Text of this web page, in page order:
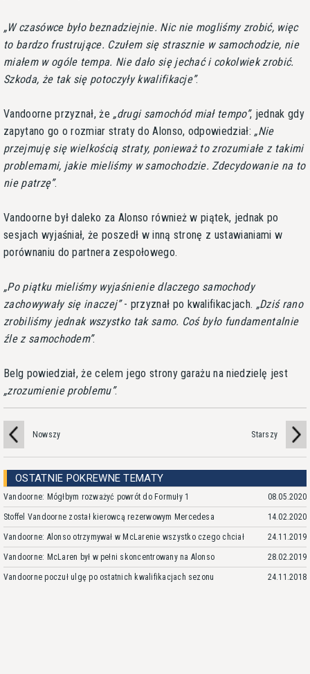
W czasówce było beznadziejnie. Nic nie mogliśmy zrobić, więc
to bardzo frustrujące. Czułem się strasznie w samochodzie, nie
miałem w ogóle tempa. Nie dało się jechać i cokolwiek zrobić.
Szkoda, że tak się potoczyły kwalifikacje .
Vandoorne przyznał, że drugi samochód miał tempo , jednak gdy
zapytano go o rozmiar straty do Alonso, odpowiedział:
Nie
przejmuję się wielkością straty, ponieważ to zrozumiałe z takimi
problemami, jakie mieliśmy w samochodzie. Zdecydowanie na to
nie patrzę .
Vandoorne był daleko za Alonso również w piątek, jednak po
sesjach wyjaśniał, że poszedł w inną stronę z ustawianiami w
porównaniu do partnera zespołowego.
Po piątku mieliśmy wyjaśnienie dlaczego samochody
zachowywały się inaczej - przyznał po kwalifikacjach. Dziś rano
zrobiliśmy jednak wszystko tak samo. Coś było fundamentalnie
źle z samochodem .
Belg powiedział, że celem jego strony garażu na niedzielę jest
zrozumienie problemu .
Nowszy Starszy
OSTATNIE POKREWNE TEMATY
Vandoorne: Mógłbym rozważyć powrót do Formuły 1 08.05.2020
Stoffel Vandoorne został kierowcą rezerwowym Mercedesa 14.02.2020
Vandoorne: Alonso otrzymywał w McLarenie wszystko czego chciał 24.11.2019
Vandoorne: McLaren był w pełni skoncentrowany na Alonso 28.02.2019
Vandoorne poczuł ulgę po ostatnich kwalifikacjach sezonu 24.11.2018